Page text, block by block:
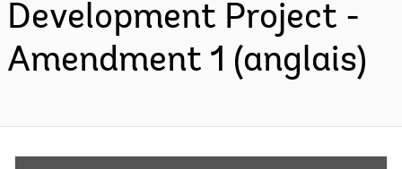
Development Project -
Amendment 1 (anglais)